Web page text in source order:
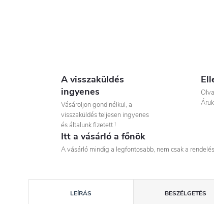
A visszaküldés
ingyenes
Vásároljon gond nélkül, a
visszaküldés teljesen ingyenes
és általunk fizetett !
Itt a vásárló a főnök
A vásárló mindig a legfontosabb, nem csak a
LEÍRÁS BESZÉLGETÉS